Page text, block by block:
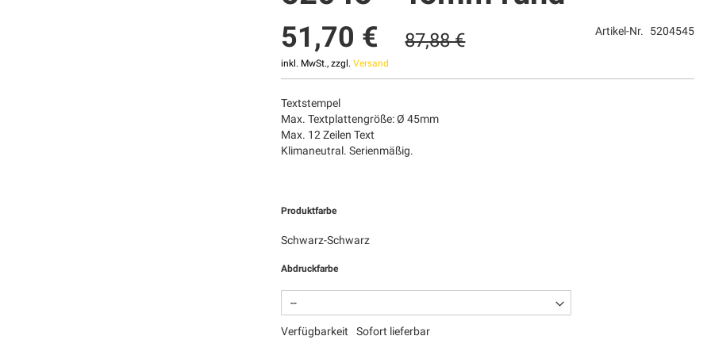
51,70 €
inkl. MwSt., zzgl.Versand
87,88 € Artikel-Nr. 5204545
Textstempel
Max. Textplattengröße: Ø 45mm
Max. 12 Zeilen Text
Klimaneutral. Serienmäßig.
Produktfarbe
Schwarz-Schwarz
Abdruckfarbe
Verfügbarkeit Sofort lieferbar